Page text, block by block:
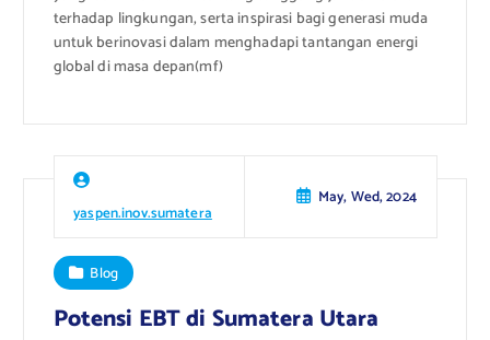
terhadap lingkungan, serta inspirasi bagi generasi muda
untuk berinovasi dalam menghadapi tantangan energi
global di masa depan(mf)
yaspen.inov.sumatera
May, Wed, 2024
Blog
Potensi EBT di Sumatera Utara